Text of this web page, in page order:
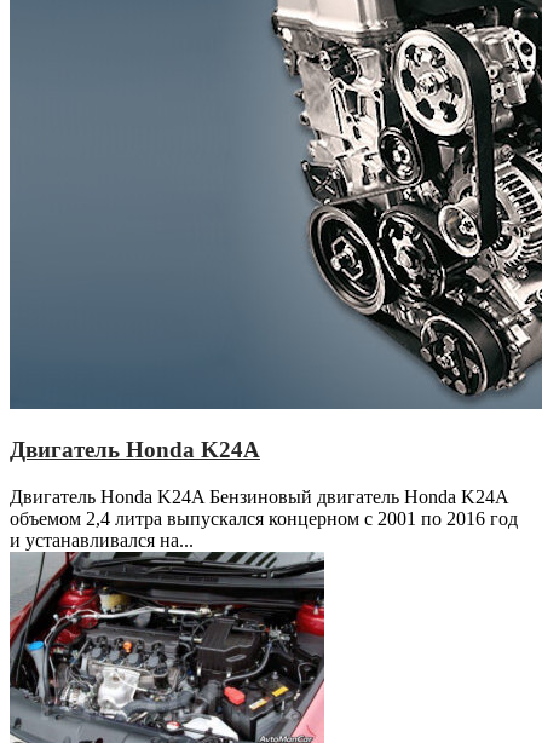
Двигатель Honda K24A
Двигатель Honda K24A Бензиновый двигатель Honda K24A
объемом 2,4 литра выпускался концерном с 2001 по 2016 год
и устанавливался на...